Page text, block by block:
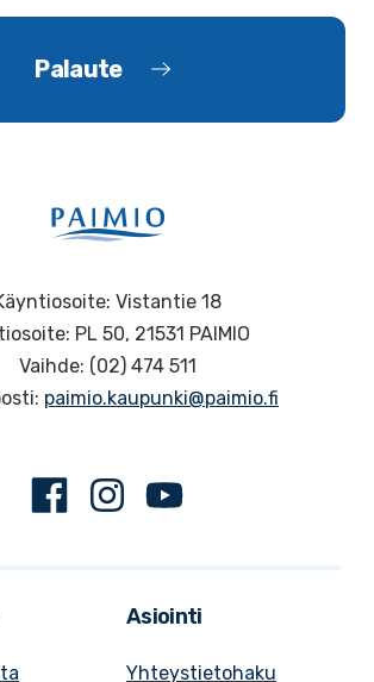
Palaute
Vistantie 18
PL 50, 21531 PAIMIO
Vaihde: (02) 474 511
paimio.kaupunki@paimio.fi
FacebookInstagram
Asiointi
Yhteystietohaku